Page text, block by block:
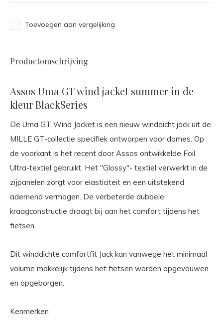
Toevoegen aan vergelijking
Productomschrijving
Assos Uma GT wind jacket summer in de
kleur BlackSeries
De Uma GT Wind Jacket is een nieuw winddicht jack uit de
MILLE GT-collectie specifiek ontworpen voor dames. Op
de voorkant is het recent door Assos ontwikkelde Foil
Ultra-textiel gebruikt. Het "Glossy"- textiel verwerkt in de
zijpanelen zorgt voor elasticiteit en een uitstekend
ademend vermogen. De verbeterde dubbele
kraagconstructie draagt bij aan het comfort tijdens het
fietsen.
Dit winddichte comfortfit Jack kan vanwege het minimaal
volume makkelijk tijdens het fietsen worden opgevouwen
en opgeborgen.
Kenmerken